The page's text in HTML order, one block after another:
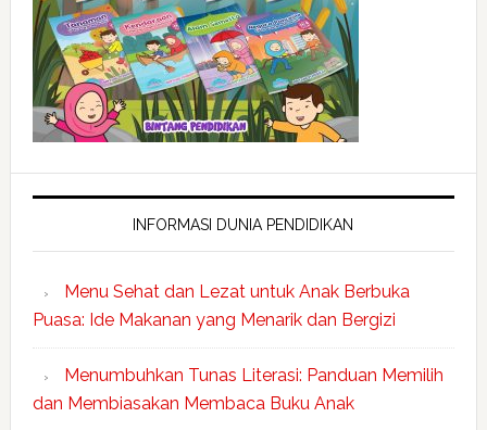
INFORMASI DUNIA PENDIDIKAN
Menu Sehat dan Lezat untuk Anak Berbuka
Puasa: Ide Makanan yang Menarik dan Bergizi
Menumbuhkan Tunas Literasi: Panduan Memilih
dan Membiasakan Membaca Buku Anak